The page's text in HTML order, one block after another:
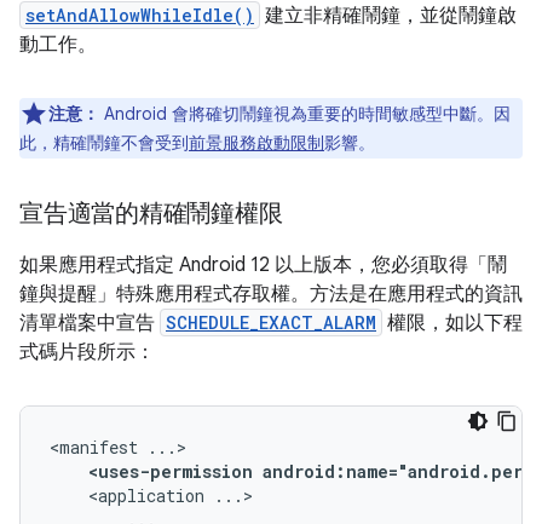
setAndAllowWhileIdle() 建立非精確鬧鐘，並從鬧鐘啟
動工作。
注意： Android 會將確切鬧鐘視為重要的時間敏感型中斷。因
此，精確鬧鐘不會受到前景服務啟動限制影響。
宣告適當的精確鬧鐘權限
如果應用程式指定 Android 12 以上版本，您必須取得「鬧
鐘與提醒」特殊應用程式存取權。方法是在應用程式的資訊
清單檔案中宣告 SCHEDULE_EXACT_ALARM 權限，如以下程
式碼片段所示：
<manifest
<uses-permission
<application